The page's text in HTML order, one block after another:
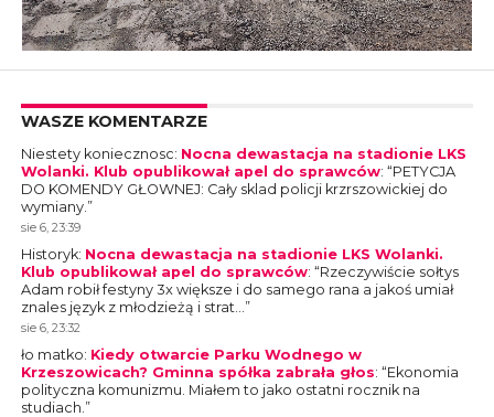
WASZE KOMENTARZE
Niestety koniecznosc: Nocna dewastacja na stadionie LKS
Wolanki. Klub opublikował apel do sprawców: “PETYCJA
DO KOMENDY GŁOWNEJ: Cały sklad policji krzrszowickiej do
wymiany. ”
sie 6, 23:39
Historyk: Nocna dewastacja na stadionie LKS Wolanki.
Klub opublikował apel do sprawców: “Rzeczywiście sołtys
Adam robił festyny 3x większe i do samego rana a jakoś umiał
znales język z młodzieżą i strat… ”
sie 6, 23:32
ło matko: Kiedy otwarcie Parku Wodnego w
Krzeszowicach? Gminna spółka zabrała głos: “Ekonomia
polityczna komunizmu. Miałem to jako ostatni rocznik na
studiach. ”